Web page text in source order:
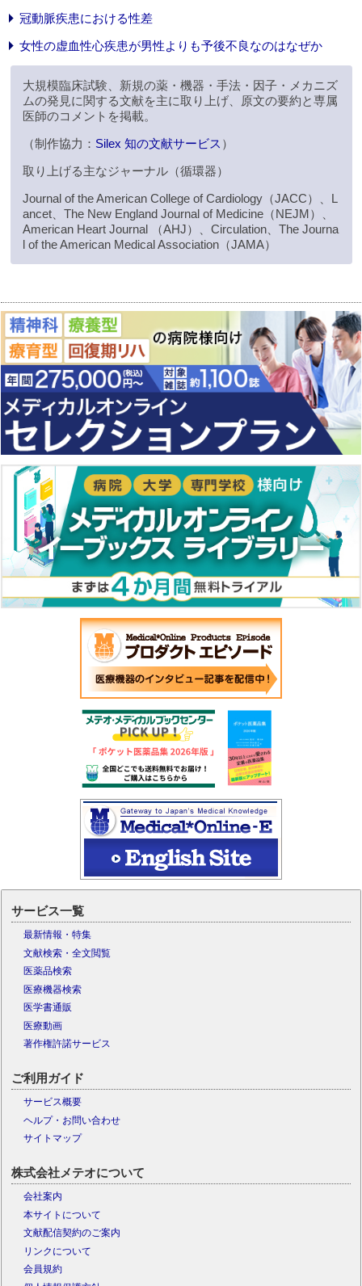
冠動脈疾患における性差
女性の虚血性心疾患が男性よりも予後不良なのはなぜか
大規模臨床試験、新規の薬・機器・手法・因子・メカニズ
ムの発見に関する文献を主に取り上げ、原文の要約と専属
医師のコメントを掲載。
（制作協力： Silex 知の文献サービス ）
取り上げる主なジャーナル（循環器）
Journal of the American College of Cardiology（JACC）、L
ancet、The New England Journal of Medicine（NEJM）、
American Heart Journal （AHJ）、Circulation、The Journa
l of the American Medical Association（JAMA）
サービス一覧
最新情報・特集
文献検索・全文閲覧
医薬品検索
医療機器検索
医学書通販
医療動画
著作権許諾サービス
ご利用ガイド
サービス概要
ヘルプ・お問い合わせ
サイトマップ
株式会社メテオについて
会社案内
本サイトについて
文献配信契約のご案内
リンクについて
会員規約